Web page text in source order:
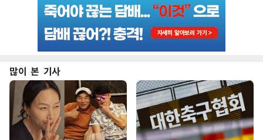
많이 본 기사